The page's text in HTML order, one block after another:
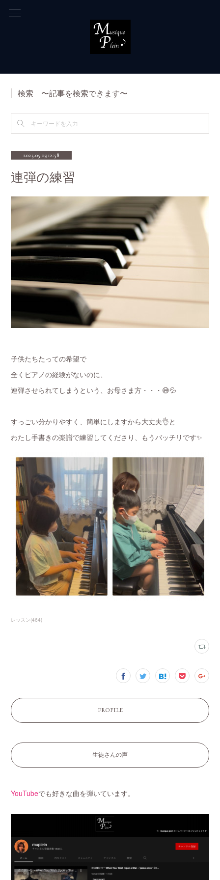
検索 〜記事を検索できます〜
2025.05.09 12:58
連弾の練習
子供たちたっての希望で
全くピアノの経験がないのに、
連弾させられてしまうという、お母さま方・・・😅💦
すっごい分かりやすく、簡単にしますから大丈夫👌と
わたし手書きの楽譜で練習してくださり、もうバッチリです✨
レッスン(464)
PROFILE
生徒さんの声
YouTubeでも好きな曲を弾いています。